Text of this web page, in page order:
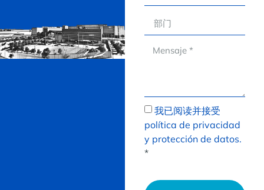
我已阅读并接受
política de privacidad
y protección de datos.
*